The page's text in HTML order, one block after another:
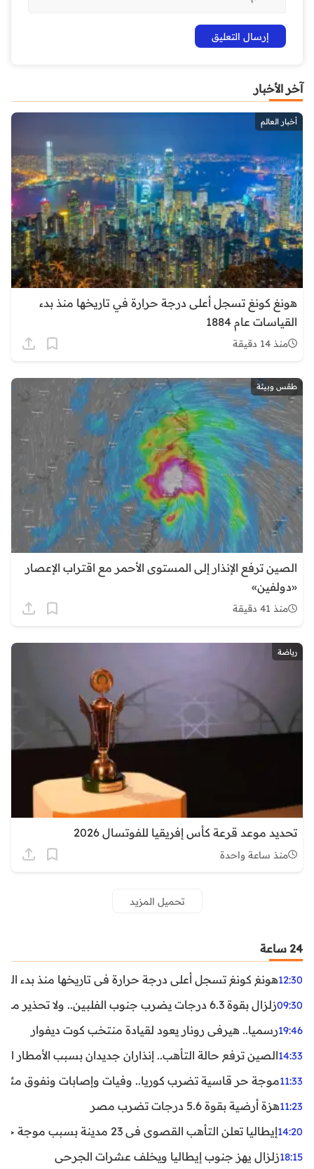
آخر الأخبار
أخبار العالم
هونغ كونغ تسجل أعلى درجة حرارة في تاريخها منذ بدء
القياسات عام 1884
منذ 14 دقيقة
طقس وبيئة
الصين ترفع الإنذار إلى المستوى الأحمر مع اقتراب الإعصار
«دولفين»
منذ 41 دقيقة
رياضة
تحديد موعد قرعة كأس إفريقيا للفوتسال 2026
منذ ساعة واحدة
تحميل المزيد
24 ساعة
12:30هونغ كونغ تسجل أعلى درجة حرارة في تاريخها منذ بدء
09:30زلزال بقوة 6.3 درجات يضرب جنوب الفلبين.. ولا تحذير من تسونامي حتى الآن
19:46رسميا.. هيرفي رونار يعود لقيادة منتخب كوت ديفوار
14:33الصين ترفع حالة التأهب.. إنذاران جديدان بسبب الأمطار
11:33موجة حر قاسية تضرب كوريا.. وفيات وإصابات ونفوق مئات
11:23هزة أرضية بقوة 5.6 درجات تضرب مصر
14:20إيطاليا تعلن التأهب القصوى في 23 مدينة بسبب موجة حر شديدة
18:15زلزال يهز جنوب إيطاليا ويخلف عشرات الجرحى